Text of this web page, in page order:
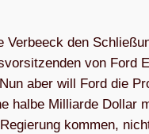
den
von Ford
aber will Ford die
halbe Mil­liarde
kom­men,